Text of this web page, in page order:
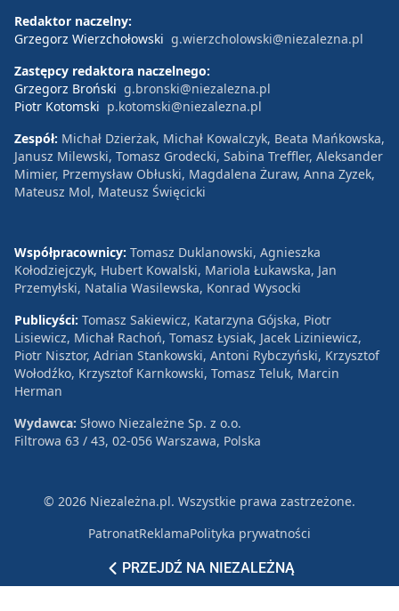
PRZEJDŹ NA NIEZALEŻNĄ
Redaktor naczelny:
Grzegorz Wierzchołowski g.wierzcholowski@niezalezna.pl
Zastępcy redaktora naczelnego:
Grzegorz Broński g.bronski@niezalezna.pl
Piotr Kotomski p.kotomski@niezalezna.pl
Zespół: Michał Dzierżak, Michał Kowalczyk, Beata Mańkowska,
Janusz Milewski, Tomasz Grodecki, Sabina Treffler, Aleksander
Mimier, Przemysław Obłuski, Magdalena Żuraw, Anna Zyzek,
Mateusz Mol, Mateusz Święcicki
Współpracownicy: Tomasz Duklanowski, Agnieszka
Kołodziejczyk, Hubert Kowalski, Mariola Łukawska, Jan
Przemyłski, Natalia Wasilewska, Konrad Wysocki
Publicyści: Tomasz Sakiewicz, Katarzyna Gójska, Piotr
Lisiewicz, Michał Rachoń, Tomasz Łysiak, Jacek Liziniewicz,
Piotr Nisztor, Adrian Stankowski, Antoni Rybczyński, Krzysztof
Wołodźko, Krzysztof Karnkowski, Tomasz Teluk, Marcin
Herman
Wydawca: Słowo Niezależne Sp. z o.o.
Filtrowa 63 / 43, 02-056 Warszawa, Polska
© 2026 Niezależna.pl. Wszystkie prawa zastrzeżone.
PatronatReklamaPolityka prywatności